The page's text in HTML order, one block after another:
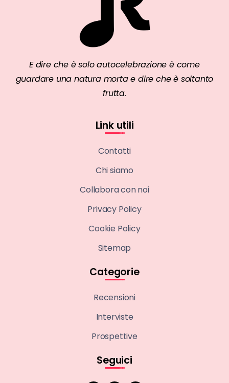
E dire che è solo autocelebrazione è come
guardare una natura morta e dire che è soltanto
frutta.
Link utili
Contatti
Chi siamo
Collabora con noi
Privacy Policy
Cookie Policy
Sitemap
Categorie
Recensioni
Interviste
Prospettive
Seguici